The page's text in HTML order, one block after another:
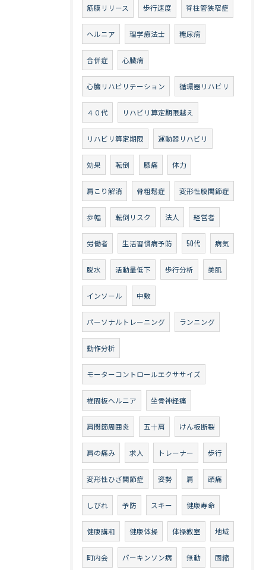
筋膜リリース 歩行速度 脊柱管狭窄症
ヘルニア 理学療法士 糖尿病
合併症 心臓病
心臓リハビリテーション 循環器リハビリ
４０代 リハビリ算定期限越え
リハビリ算定期限 運動器リハビリ
効果 転倒 膝痛 体力
肩こり解消 骨粗鬆症 変形性股関節症
歩幅 転倒リスク 法人 経営者
労働者 生活習慣病予防 50代 病気
脱水 活動量低下 歩行分析 美肌
インソール 中敷
パーソナルトレーニング ランニング
動作分析
モーターコントロールエクササイズ
椎間板ヘルニア 坐骨神経痛
肩関節周囲炎 五十肩 けん板断裂
肩の痛み 求人 トレーナー 歩行
変形性ひざ関節症 姿勢 肩 頭痛
しびれ 予防 スキー 健康寿命
健康講和 健康体操 体操教室 地域
町内会 パーキンソン病 無動 固縮